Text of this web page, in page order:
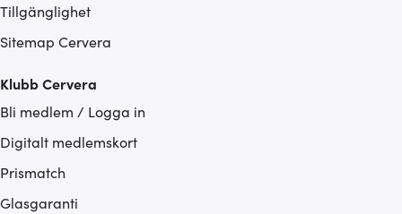
Tillgänglighet
Sitemap Cervera
Klubb Cervera
Bli medlem / Logga in
Digitalt medlemskort
Prismatch
Glasgaranti